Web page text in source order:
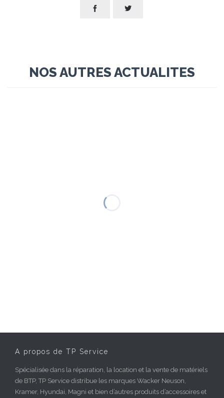
 
NOS AUTRES ACTUALITES
A propos de TP Service
Spécialisée dans la réparation, la location et la vente de matériels
de BTP, TP Service distribue les marques Wacker Neuson,
Kramer, Hyundai, Magni et bien d’autres produits d’accessoires et